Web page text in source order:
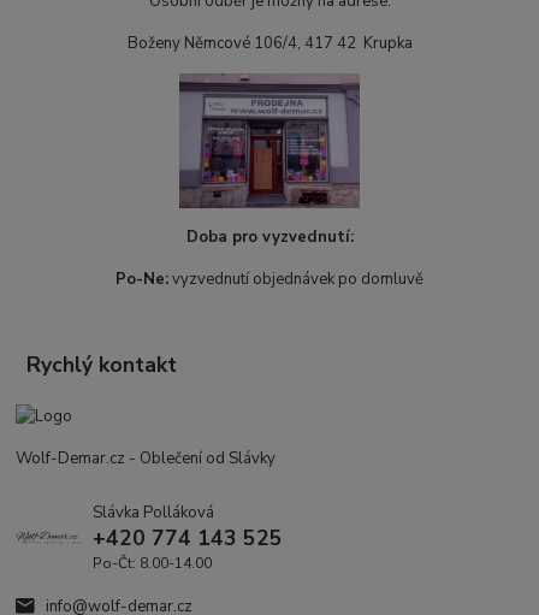
Boženy Němcové 106/4, 417 42 Krupka
Doba pro vyzvednutí:
Po-Ne:vyzvednutí objednávek po domluvě
Rychlý kontakt
Wolf-Demar.cz - Oblečení od Slávky
Slávka Polláková
+420 774 143 525
Po-Čt: 8.00-14.00
info@wolf-demar.cz